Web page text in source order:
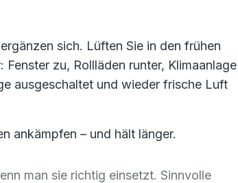
sich. Lüften Sie in den frühen
zu, Rollläden runter, Klimaanlage
ausgeschaltet und wieder frische Luft
ankämpfen – und hält länger.
man sie richtig einsetzt. Sinnvolle